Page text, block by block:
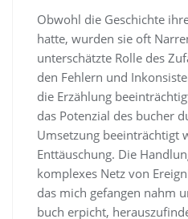
Obwohl die Geschichte
hatte, wurden sie oft
unterschätzte Rolle des
den Fehlern und
die Erzählung
das Potenzial des bucher
Umsetzung beeinträchtigt
Enttäuschung. Die
komplexes Netz von
das mich gefangen nahm
buch erpicht,